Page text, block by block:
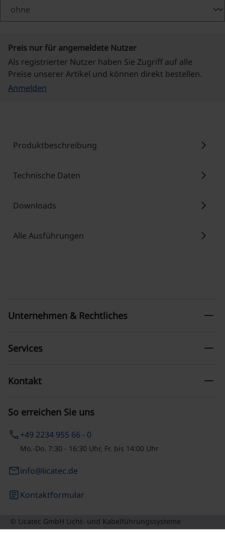
Preis nur für angemeldete Nutzer
Als registrierter Nutzer haben Sie Zugriff auf alle
Preise unserer Artikel und können direkt bestellen.
Anmelden
Produktbeschreibung chevron_right
Technische Daten chevron_right
Downloads chevron_right
Alle Ausführungen chevron_right
So erreichen Sie uns
phone+49 2234 955 66 - 0
Mo.-Do. 7:30 - 16:30 Uhr, Fr. bis 14:00 Uhr
emailinfo@licatec.de
articleKontaktformular
Unternehmen & Rechtliches remove
Services remove
Kontakt remove
© Licatec GmbH Licht- und Kabelführungssysteme